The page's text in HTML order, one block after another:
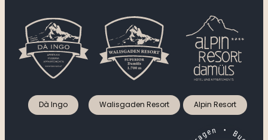
Dà Ingo Walisgaden Resort Alpin Resort